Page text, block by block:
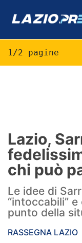
Formello
Infortuni
Primavera
1/2 pagine
Lazio,
chi può
Le idee di
“intoccabili”
punto della
RASSEGNA LAZIO